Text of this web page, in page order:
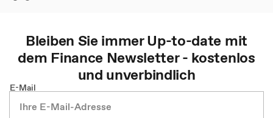
Bleiben Sie immer Up-to-date mit
dem Finance Newsletter - kostenlos
und unverbindlich
E-Mail